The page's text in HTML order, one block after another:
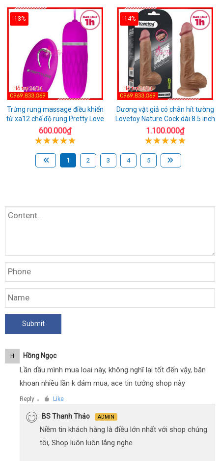
-13%
Trứng rung massage điều khiển
từ xa12 chế độ rung Pretty Love
600.000₫
-14%
Dương vật giả có chân hít tường
Lovetoy Nature Cock dài 8.5 inch
1.100.000₫
1 2 3 4 5
H Hồng Ngọc
Lần dầu mình mua loai này, không nghĩ lại tốt đến vậy, băn
khoan nhiều lần k dám mua, ace tin tưởng shop này
Reply ● Like
BS Thanh Thảo ADMIN
Niềm tin khách hàng là điều lớn nhất với shop chúng
tôi, Shop luôn luôn lắng nghe